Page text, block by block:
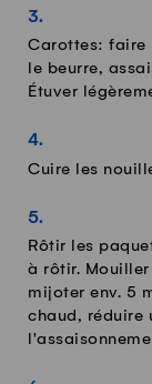
Carottes: faire
le beurre,
Étuver
Cuire les
Rôtir les
à rôtir.
mijoter env. 5
chaud, réduire